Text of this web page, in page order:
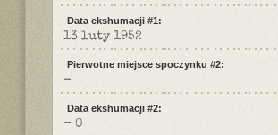
Data ekshumacji #1:
13 luty 1952
Pierwotne miejsce spoczynku #2:
-
Data ekshumacji #2:
- 0